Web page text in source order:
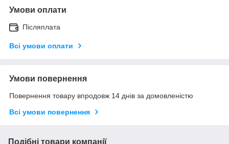
Умови оплати
Післяплата
Всі умови оплати
Умови повернення
Повернення товару впродовж 14 днів за домовленістю
Всі умови повернення
Подібні товари компанії